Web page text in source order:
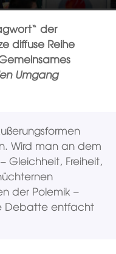
der
diffuse Reihe
Umgang
Wird man an dem
Gleichheit, Freiheit,
der Polemik –
Debatte entfacht